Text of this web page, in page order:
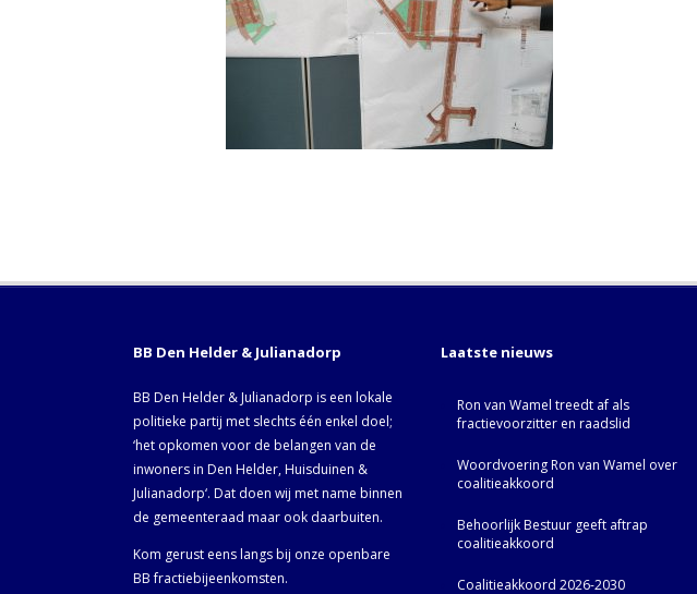
BB Den Helder & Julianadorp
BB Den Helder & Julianadorp is een lokale
politieke partij met slechts één enkel doel;
‘het opkomen voor de belangen van de
inwoners in Den Helder, Huisduinen &
Julianadorp‘. Dat doen wij met name binnen
de gemeenteraad maar ook daarbuiten.
Kom gerust eens langs bij onze openbare
BB fractiebijeenkomsten.
Laatste nieuws
Ron van Wamel treedt af als
fractievoorzitter en raadslid
Woordvoering Ron van Wamel over
coalitieakkoord
Behoorlijk Bestuur geeft aftrap
coalitieakkoord
Coalitieakkoord 2026-2030